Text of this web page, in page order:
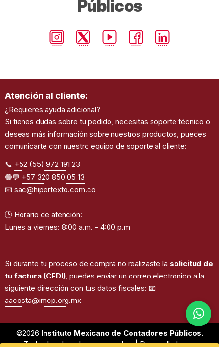
Públicos
Atención al cliente:
¿Requieres ayuda adicional?
Si tienes dudas sobre tu pedido, necesitas soporte técnico o
deseas más información sobre nuestros productos, puedes
comunicarte con nuestro equipo de soporte al cliente:
📞 +52 (55) 972 191 23
🟢💬 +57 320 850 05 13
📧 sac@hipertexto.com.co
🕒 Horario de atención:
Lunes a viernes: 8:00 a.m. - 4:00 p.m.
Si durante tu proceso de compra no realizaste la solicitud de
tu factura (CFDI), puedes enviar un correo electrónico a la
siguiente dirección con tus datos fiscales: 📧
aacosta@imcp.org.mx
©2026 Instituto Mexicano de Contadores Públicos.
Todos los derechos reservados. | Desarrollado por